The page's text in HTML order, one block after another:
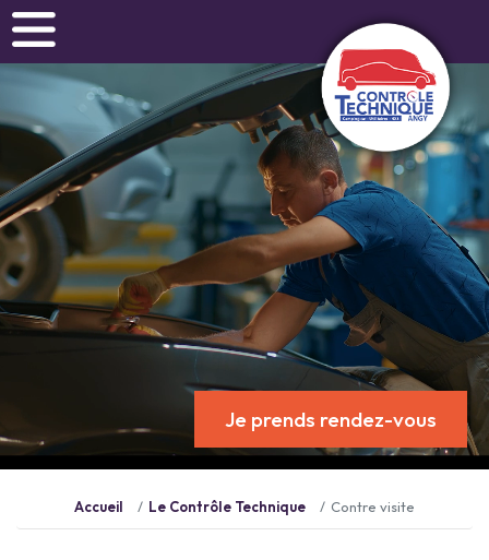
Je prends rendez-vous
Accueil Le Contrôle Technique Contre visite